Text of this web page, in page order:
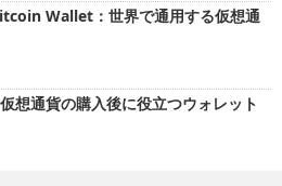
Wallet：世界で通用する仮想通
想通貨の購入後に役立つウォレット